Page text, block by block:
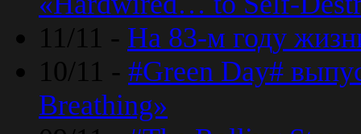
11/11 - На 83-м году
10/11 - #Green Day#
Breathing»